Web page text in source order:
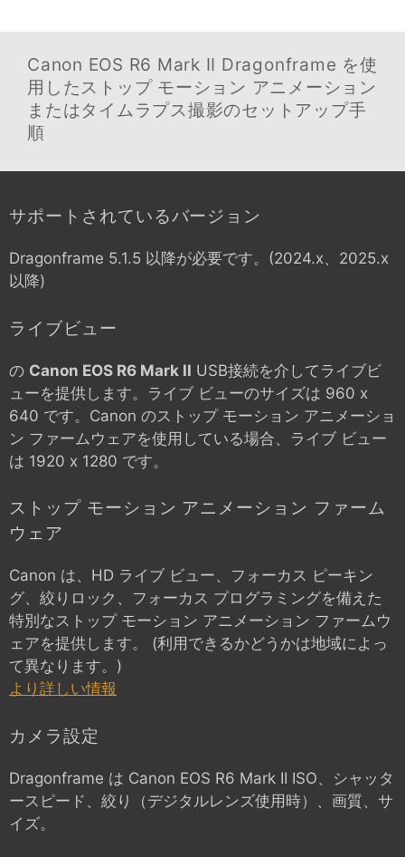
Canon EOS R6 Mark II Dragonframe を使
用したストップ モーション アニメーション
またはタイムラプス撮影のセットアップ手
順
サポートされているバージョン
Dragonframe 5.1.5 以降が必要です。(2024.x、2025.x
以降)
ライブビュー
の Canon EOS R6 Mark II USB接続を介してライブビ
ューを提供します。ライブ ビューのサイズは 960 x
640 です。Canon のストップ モーション アニメーショ
ン ファームウェアを使用している場合、ライブ ビュー
は 1920 x 1280 です。
ストップ モーション アニメーション ファーム
ウェア
Canon は、HD ライブ ビュー、フォーカス ピーキン
グ、絞りロック、フォーカス プログラミングを備えた
特別なストップ モーション アニメーション ファームウ
ェアを提供します。 (利用できるかどうかは地域によっ
て異なります。)
より詳しい情報
カメラ設定
Dragonframe は Canon EOS R6 Mark II ISO、シャッタ
ースピード、絞り（デジタルレンズ使用時）、画質、サ
イズ。